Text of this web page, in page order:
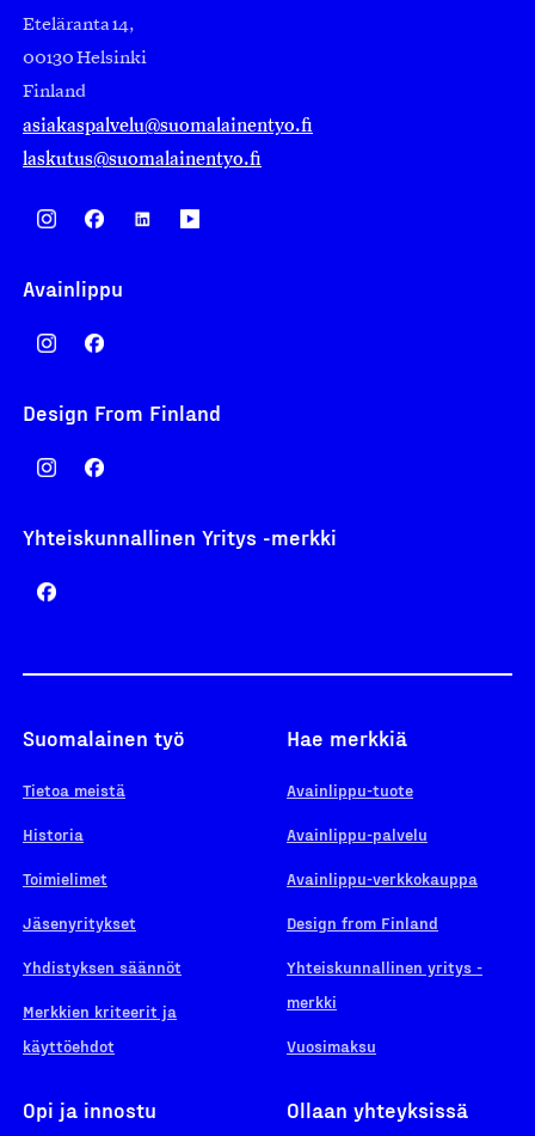
Eteläranta 14,
00130 Helsinki
Finland
asiakaspalvelu@suomalainentyo.fi
laskutus@suomalainentyo.fi
Avainlippu
Design From Finland
Yhteiskunnallinen Yritys -merkki
Suomalainen työ
Tietoa meistä
Historia
Toimielimet
Jäsenyritykset
Yhdistyksen säännöt
Merkkien kriteerit ja
käyttöehdot
Hae merkkiä
Avainlippu-tuote
Avainlippu-palvelu
Avainlippu-verkkokauppa
Design from Finland
Yhteiskunnallinen yritys -
merkki
Vuosimaksu
Opi ja innostu Ollaan yhteyksissä